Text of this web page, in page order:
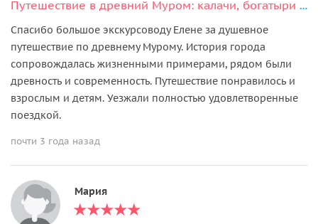
Путешествие в древний Муром: калачи, богатыри и монастыри на Оке
Спасибо большое экскурсоводу Елене за душевное
путешествие по древнему Мурому. История города
сопровождалась жизненными примерами, рядом были
древность и современность. Путешествие понравилось и
взрослым и детям. Уезжали полностью удовлетворенные
поездкой.
почти 3 года назад
Мария